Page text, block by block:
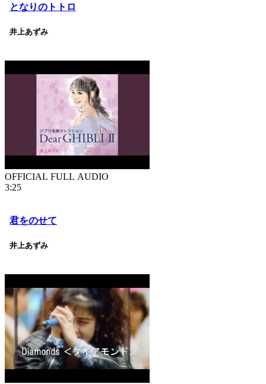
となりのトトロ
井上あずみ
OFFICIAL FULL AUDIO
3:25
君をのせて
井上あずみ